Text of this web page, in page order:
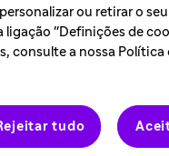
ou retirar o seu
"Definições de
consulte a nossa Política
tudo